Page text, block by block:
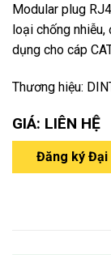
Modular plug
loại chống
dụng cho cáp
Thương hiệu:
GIÁ: LIÊN HỆ
Đăng ký Đại